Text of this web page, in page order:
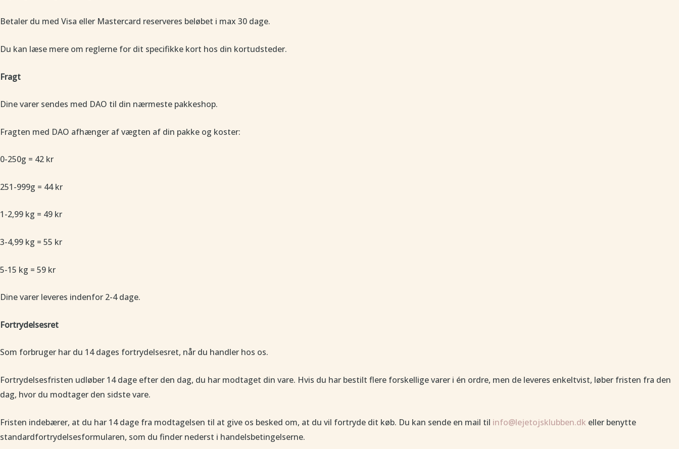
Betaler du med Visa eller Mastercard reserveres beløbet i max 30 dage.
Du kan læse mere om reglerne for dit specifikke kort hos din kortudsteder.
Fragt
Dine varer sendes med DAO til din nærmeste pakkeshop.
Fragten med DAO afhænger af vægten af din pakke og koster:
0-250g = 42 kr
251-999g = 44 kr
1-2,99 kg = 49 kr
3-4,99 kg = 55 kr
5-15 kg = 59 kr
Dine varer leveres indenfor 2-4 dage.
Fortrydelsesret
Som forbruger har du 14 dages fortrydelsesret, når du handler hos os.
Fortrydelsesfristen udløber 14 dage efter den dag, du har modtaget din vare. Hvis du har bestilt flere forskellige varer i én ordre, men de leveres enkeltvist, løber fristen fra den
dag, hvor du modtager den sidste vare.
Fristen indebærer, at du har 14 dage fra modtagelsen til at give os besked om, at du vil fortryde dit køb. Du kan sende en mail til info@lejetojsklubben.dk eller benytte
standardfortrydelsesformularen, som du finder nederst i handelsbetingelserne.